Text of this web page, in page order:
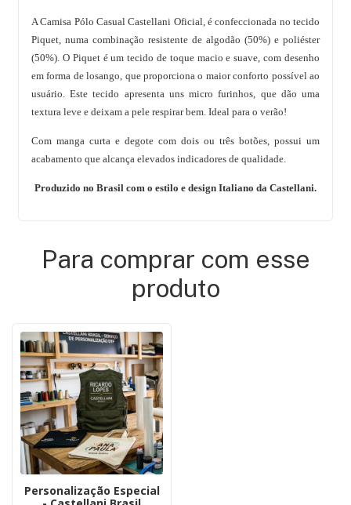
A Camisa Pólo Casual Castellani Oficial, é confeccionada no tecido
Piquet, numa combinação resistente de algodão (50%) e poliéster
(50%). O Piquet é um tecido de toque macio e suave, com desenho
em forma de losango, que proporciona o maior conforto possível ao
usuário. Este tecido apresenta uns micro furinhos, que dão uma
textura leve e deixam a pele respirar bem. Ideal para o verão!
Com manga curta e degote com dois ou três botões, possui um
acabamento que alcança elevados indicadores de qualidade.
Produzido no Brasil com o estilo e design Italiano da Castellani.
Para comprar com esse
produto
Personalização Especial